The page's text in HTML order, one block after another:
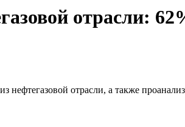
отрасли:
нефтегазовой отрасли, а также